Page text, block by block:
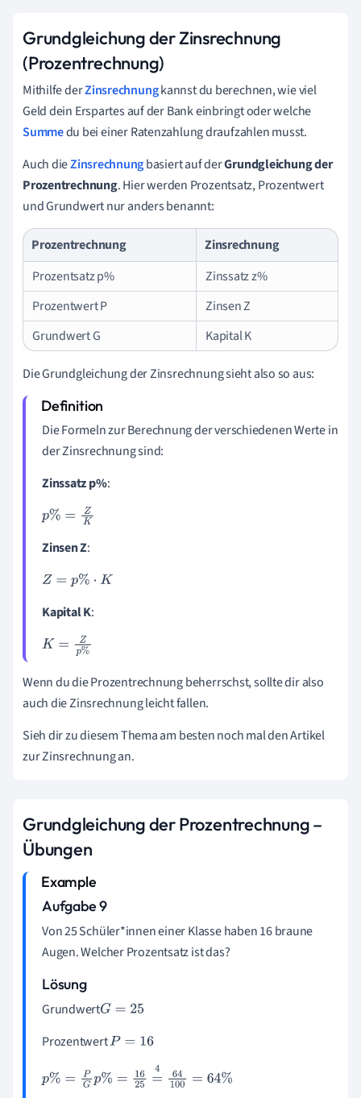
Grundgleichung der Zinsrechnung
(Prozentrechnung)
Mithilfe derZinsrechnungkannst du berechnen, wie viel
Geld dein Erspartes auf der Bank einbringt oder welche
Summedu bei einer Ratenzahlung draufzahlen musst.
Auch dieZinsrechnungbasiert auf derGrundgleichung der
Prozentrechnung. Hier werden Prozentsatz, Prozentwert
und Grundwert nur anders benannt:
Prozentrechnung
Zinsrechnung
Prozentsatz p%
Zinssatz z%
Prozentwert P
Zinsen Z
Grundwert G
Kapital K
Die Grundgleichung der Zinsrechnung sieht also so aus:
Die Formeln zur Berechnung der verschiedenen Werte in
der Zinsrechnung sind:
Zinssatz p%:
p%=ZK
Zinsen Z:
Z= p%·K
Kapital K:
K= Zp %
Wenn du die Prozentrechnung beherrschst, sollte dir also
auch die Zinsrechnung leicht fallen.
Sieh dir zu diesem Thema am besten noch mal den Artikel
zur Zinsrechnung an.
Grundgleichung der Prozentrechnung–
Übungen
Aufgabe 9
Von 25 Schüler*innen einer Klasse haben 16 braune
Augen. Welcher Prozentsatz ist das?
Lösung
GrundwertG= 25
ProzentwertP= 16
p%=PG p%=16 25 =464100=64 %